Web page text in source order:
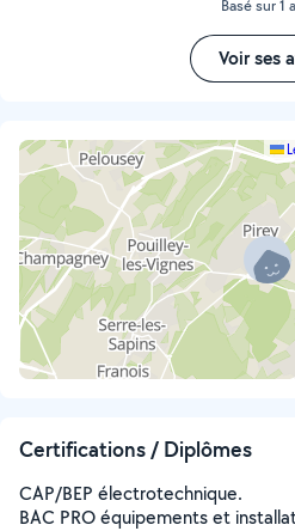
Basé sur 1
Voir ses
Certifications / Diplômes
CAP/BEP électrotechnique.
BAC PRO équipements et